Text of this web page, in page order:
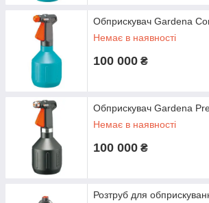
Обприскувач Gardena
Немає в наявності
100 000 ₴
Обприскувач Gardena
Немає в наявності
100 000 ₴
Розтруб для